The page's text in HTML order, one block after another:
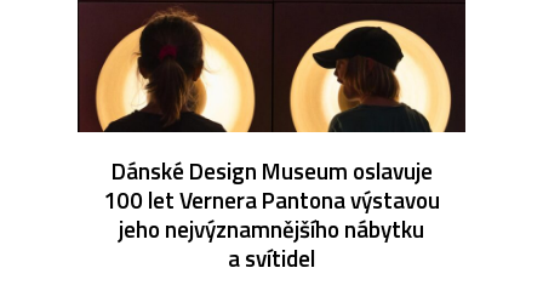
Dánské Design Museum oslavuje
100 let Vernera Pantona výstavou
jeho nejvýznamnějšího nábytku
a svítidel